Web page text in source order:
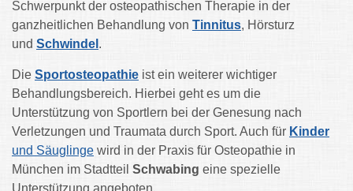
Schwerpunkt der osteopathischen Therapie in der
ganzheitlichen Behandlung von Tinnitus, Hörsturz
und Schwindel .
Die Sportosteopathie ist ein weiterer wichtiger
Behandlungsbereich. Hierbei geht es um die
Unterstützung von Sportlern bei der Genesung nach
Verletzungen und Traumata durch Sport. Auch für Kinder
und Säuglinge wird in der Praxis für Osteopathie in
München im Stadtteil Schwabing eine spezielle